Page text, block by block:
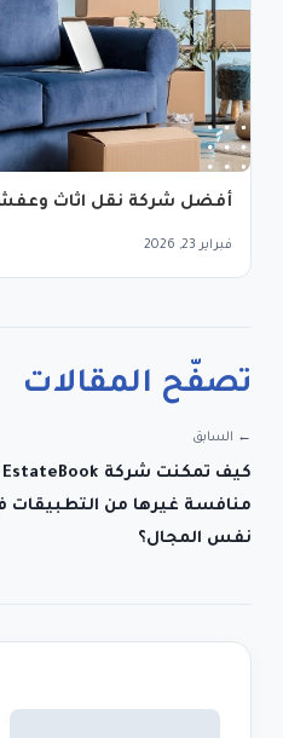
أفضل شركة نقل اثاث
فبراير 23, 2026
تصفّح المقالات
← السابق
منافسة غيرها من التطبيقات
نفس المجال؟